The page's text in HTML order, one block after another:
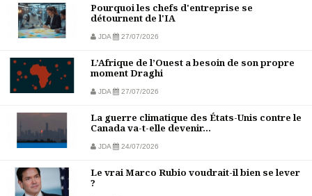
Pourquoi les chefs d'entreprise se
détournent de l'IA
JDA 27/07/2026
L’Afrique de l’Ouest a besoin de son propre
moment Draghi
JDA 27/07/2026
La guerre climatique des États-Unis contre le
Canada va-t-elle devenir...
JDA 24/07/2026
Le vrai Marco Rubio voudrait-il bien se lever
?